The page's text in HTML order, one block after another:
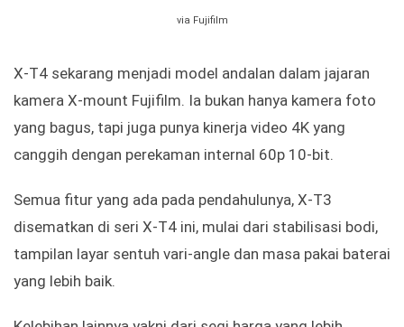
via Fujifilm
X-T4 sekarang menjadi model andalan dalam jajaran
kamera X-mount Fujifilm. Ia bukan hanya kamera foto
yang bagus, tapi juga punya kinerja video 4K yang
canggih dengan perekaman internal 60p 10-bit.
Semua fitur yang ada pada pendahulunya, X-T3
disematkan di seri X-T4 ini, mulai dari stabilisasi bodi,
tampilan layar sentuh vari-angle dan masa pakai baterai
yang lebih baik.